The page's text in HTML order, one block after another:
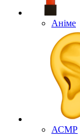
Аніме
АСМР